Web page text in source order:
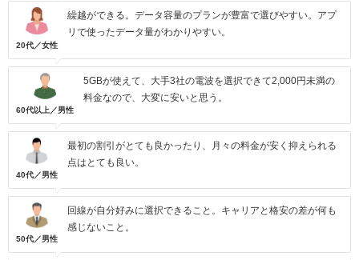
20代／女性
繰越ができる。データ容量のプランが豊富で選びやすい。アプ
リで使ったデータ量がわかりやすい。
60代以上／男性
5GBが使えて、大手3社の電波を選択できて2,000円未満の
料金なので、大変に安いと思う。
40代／男性
最初の割引がとても良かったり、月々の料金が安く抑えられる
点はとても良い。
50代／男性
回線が自分好みに選択できること。キャリアと格安の差が何も
感じないこと。